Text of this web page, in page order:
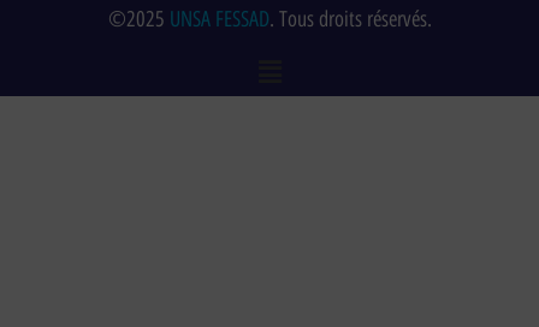
©2025 UNSA FESSAD. Tous droits réservés.